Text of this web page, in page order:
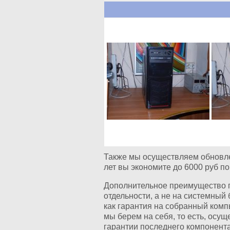
Также мы осуществляем
лет вы экономите до 6000 руб
Дополнительное преимущество
отдельности, а не на системный
как гарантия на собранный
мы берем на себя, то есть,
гарантии последнего